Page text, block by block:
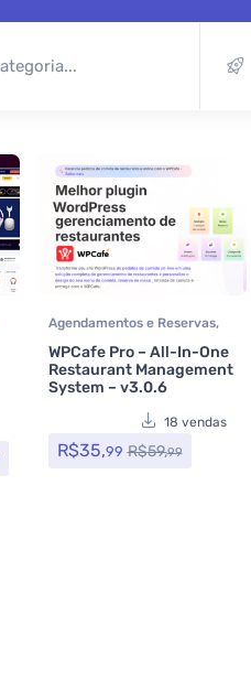
Agendamentos e Reservas,
Assinatura, Delivery
Listagens e diretórios,
Plugins, Plugins
WPCafe Pro – All-In-One
Restaurant Management
System – v3.0.6
18 vendas
R$35,99 R$59,99